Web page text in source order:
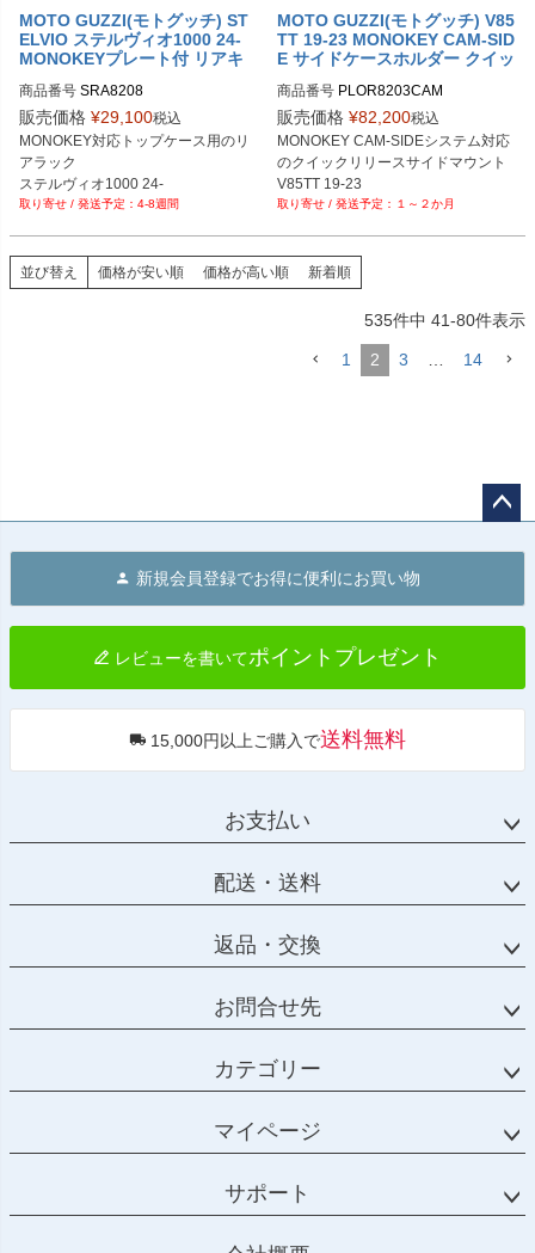
PRN002407-002408-44
PRN002407-002408-45
PRN002407-002408-46
PRN002407-002408-48
PRN002407-002408-49
PRN002407-002408-50
PRN002407-002408-51
PRN002407-002408-52
PRN002407-002408-53
PRN002407-002408-57
PRN002407-002408-58
PRN002407-002408-59
PRN002407-002408-60
PRN002407-002408-62
PRN002407-002408-63
PRN002407-002408-70
PRN002407-002408-72
PRN002407-002408-73
PRN002407-002408-77
PRN002407-002408-81
PRN002407-002408-86
PRN002407-002408-87
PRN002407-002408-88
PRN002407-002408-89
PRN002407-002408-91
PRN002407-002408-92
PRN002407-002408-94
PRN002407-002408-95
PRN002407-002408-97
PRN002407-002408-98
PRN002407-002408-100
PRN002407-002408-101
PRN002407-002408-103
PRN002407-002408-104
MOTO GUZZI(モトグッチ) ST
ELVIO ステルヴィオ1000 24-
MONOKEYプレート付 リアキ
商品番号 SRA8208
販売価格 ¥29,100税込
MONOKEY対応トップケース用のリ
アラック
ステルヴィオ1000 24-
4-8週間
MOTO GUZZI(モトグッチ) V85
TT 19-23 MONOKEY CAM-SID
E サイドケースホルダー クイッ
商品番号 PLOR8203CAM
販売価格 ¥82,200税込
MONOKEY CAM-SIDEシステム対応
のクイックリリースサイドマウント
V85TT 19-23
１～２か月
並び替え 価格が安い順 価格が高い順 新着順
535件中 41-80件表示
1 2 3 14
へ
新規会員登録でお得に便利にお買い物
レビューを書いてポイントプレゼント
15,000円以上ご購入で送料無料
お支払い
配送・送料
返品・交換
お問合せ先
カテゴリー
マイページ
サポート